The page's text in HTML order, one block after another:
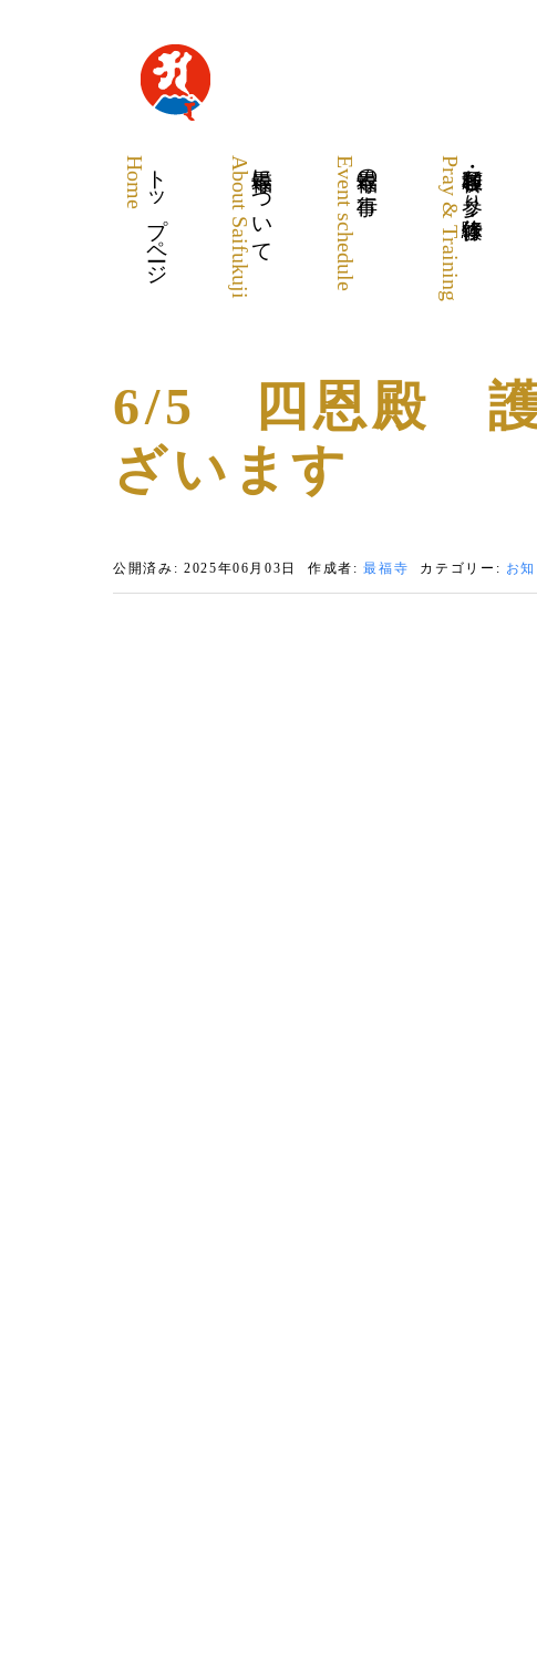
トップページ
Home 最福寺について
About Saifukuji 最福寺の行事
Event schedule 各種祈願・お参り・体験修行
Pray & Training
6/5 四恩殿 護
ざいます
公開済み: 2025年06月03日 作成者:最福寺 カテゴリー: お